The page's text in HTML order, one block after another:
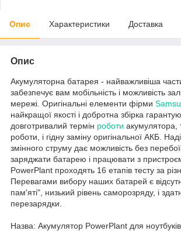
Опис Характеристики Доставка
Опис
Акумуляторна батарея - найважливіша
забезпечує вам мобільність і можливість
мережі. Оригінальні елементи фірми
найкращої якості і добротна збірка
довготривалий термін роботи акумулятора,
роботи, і гідну заміну оригінальної АКБ.
змінного струму дає можливість без
заряджати батарею і працювати з
PowerPlant проходять 16 етапів тесту за
Перевагами вибору наших батарей є
пам'яті", низький рівень саморозряду, і
перезарядки.
Назва: Акумулятор PowerPlant для